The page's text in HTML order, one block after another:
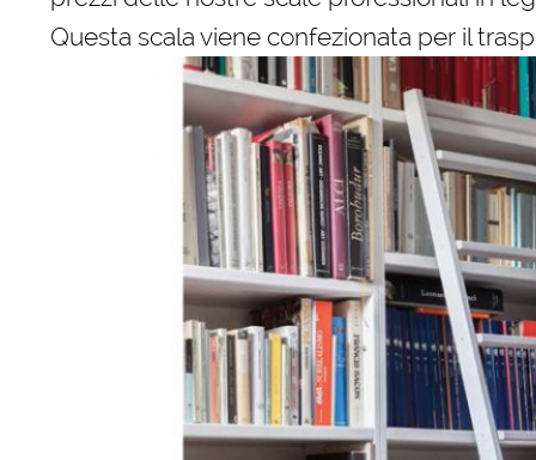
Questa scala viene confezionata per il